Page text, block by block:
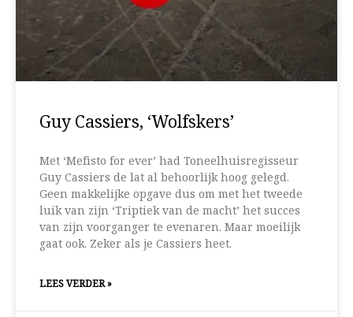
Guy Cassiers, ‘Wolfskers’
Met ‘Mefisto for ever’ had Toneelhuisregisseur
Guy Cassiers de lat al behoorlijk hoog gelegd.
Geen makkelijke opgave dus om met het tweede
luik van zijn ‘Triptiek van de macht’ het succes
van zijn voorganger te evenaren. Maar moeilijk
gaat ook. Zeker als je Cassiers heet.
LEES VERDER »